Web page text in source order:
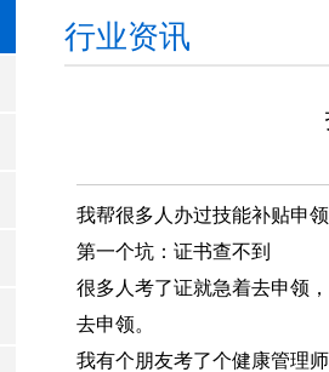
行业资讯
我帮很多人办过技能补贴申
第一个坑：证书查不到
很多人考了证就急着去申领
去申领。
我有个朋友考了个健康管理